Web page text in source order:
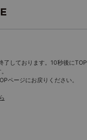
了しております。10秒後にTOP
ページにお戻りください。